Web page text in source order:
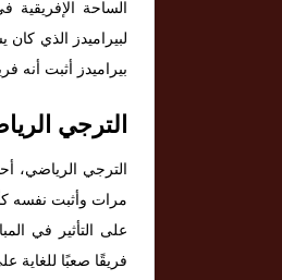
الساحة الإفريقية
لبيراميدز الذي
بيراميدز أثبت أنه
الترجي
الترجي الرياضي،
مرات وأثبت نفسه
على التأثير في
فريقًا صعبًا